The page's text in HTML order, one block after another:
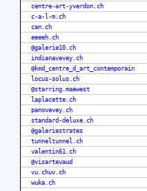
centre-art-yverdon.ch
c-a-l-m.ch
can.ch
eeeeh.ch
@galerie10.ch
indianavevey.ch
@kmd_centre_d_art_contemporain
locus-solus.ch
@starring.maewest
laplacette.ch
panovevey.ch
standard-deluxe.ch
@galeriestrates
tunneltunnel.ch
valentin61.ch
@visartevaud
vu.chuv.ch
wuka.ch